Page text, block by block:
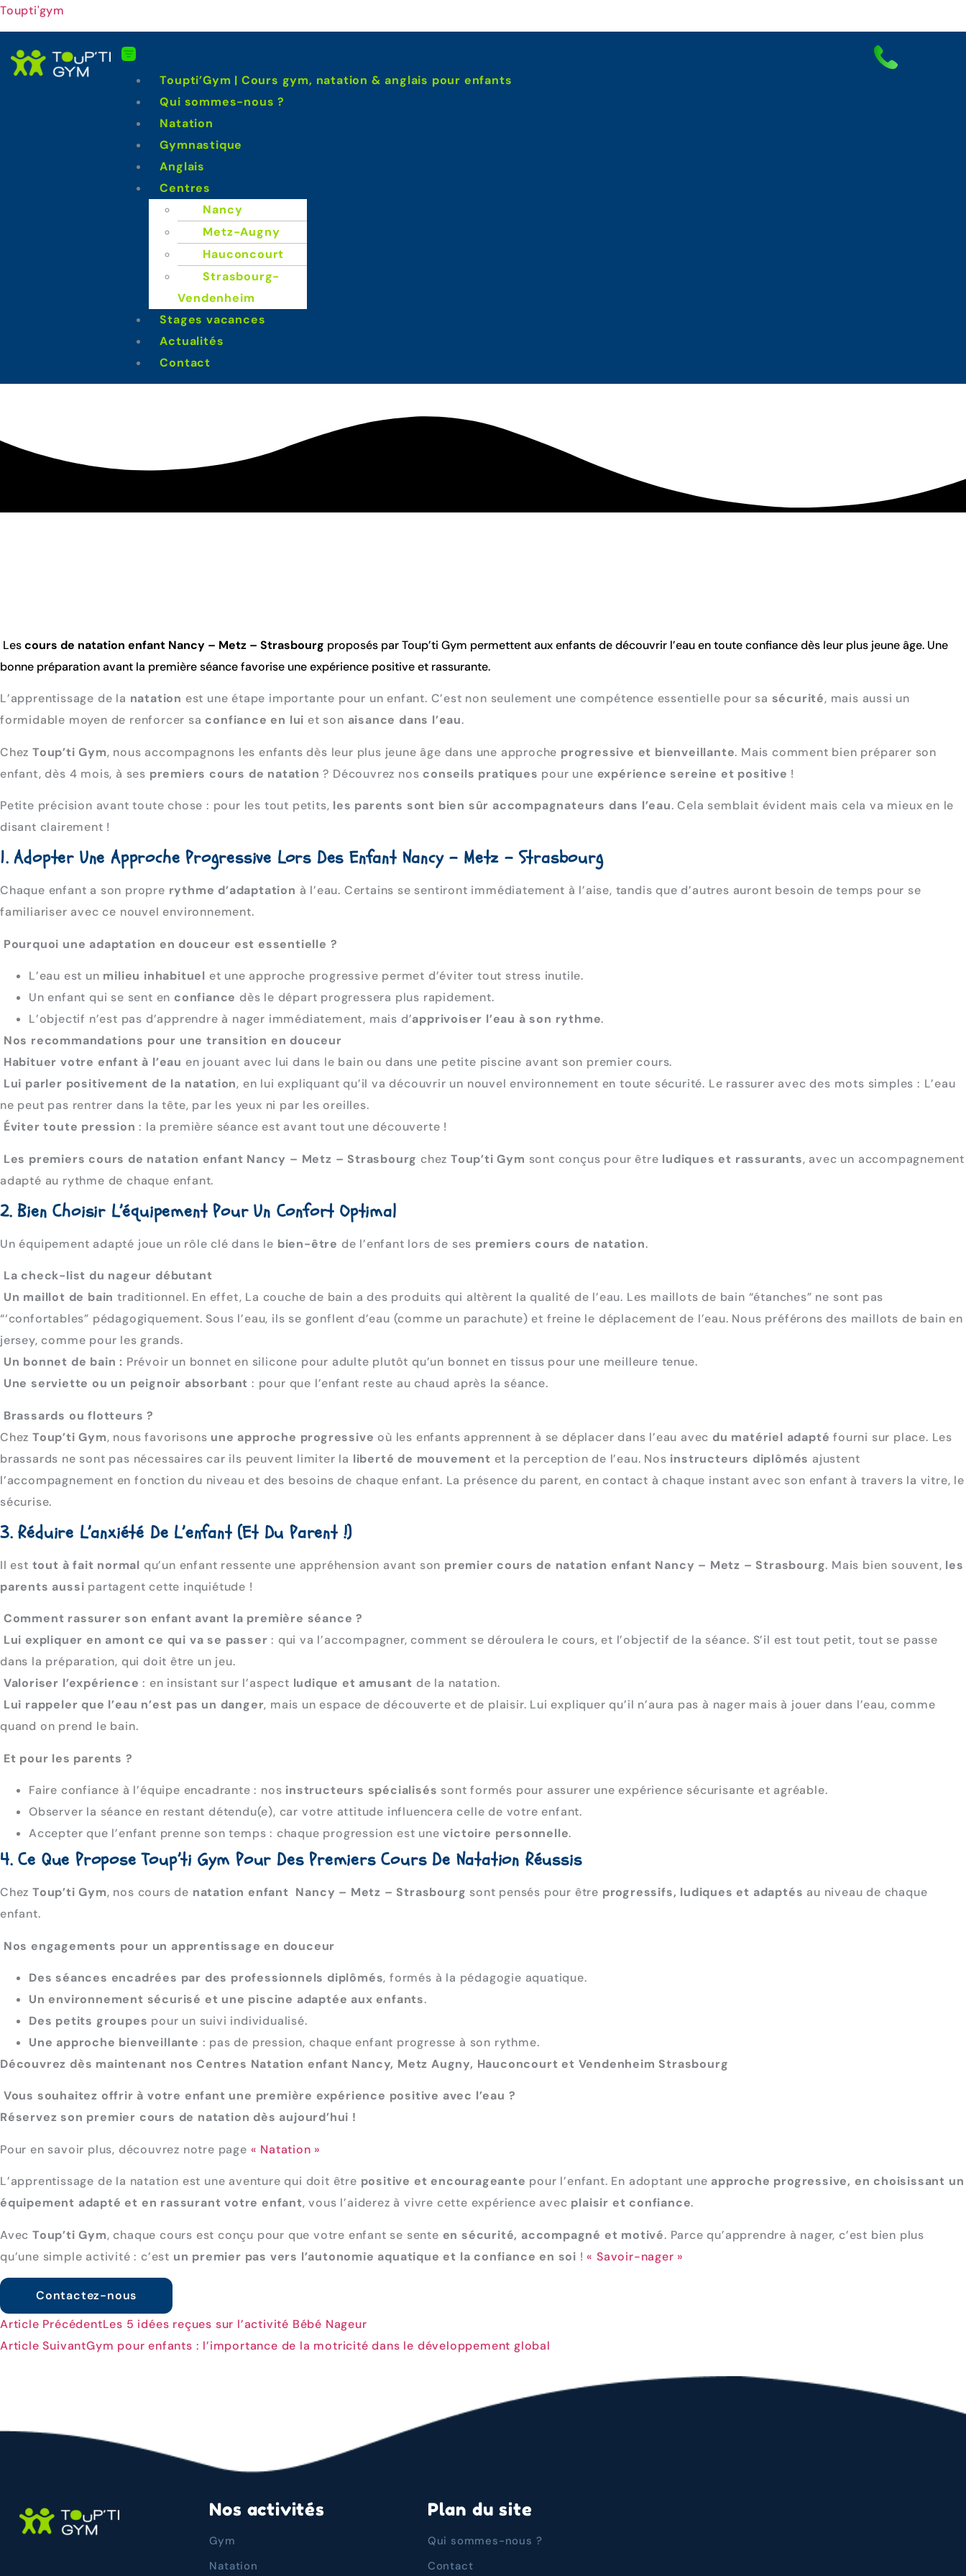
Toupti'gym
Toupti’Gym | Cours gym, natation & anglais pour enfants
Qui sommes-nous ?
Natation
Gymnastique
Anglais
Centres
Nancy
Metz-Augny
Hauconcourt
Strasbourg-
Vendenheim
Stages vacances
Actualités
Contact
Comment préparer son
enfant à ses premiers cours
de natation ?
Lescours de natation enfant Nancy – Metz – Strasbourg proposés par Toup’ti Gym permettent aux enfants de découvrir l’eau en toute confiance dès leur plus jeune âge. Une
bonne préparation avant la première séance favorise une expérience positive et rassurante.
L’apprentissage de la natation est une étape importante pour un enfant. C’est non seulement une compétence essentielle pour sa sécurité, mais aussi un
formidable moyen de renforcer sa confiance en lui et son aisance dans l’eau.
Chez Toup’ti Gym, nous accompagnons les enfants dès leur plus jeune âge dans une approche progressive et bienveillante. Mais comment bien préparer son
enfant, dès 4 mois, à ses premiers cours de natation ? Découvrez nos conseils pratiques pour une expérience sereine et positive !
Petite précision avant toute chose : pour les tout petits, les parents sont bien sûr accompagnateurs dans l’eau. Cela semblait évident mais cela va mieux en le
disant clairement !
1. Adopter Une Approche Progressive Lors Des Enfant Nancy – Metz – Strasbourg
Chaque enfant a son propre rythme d’adaptation à l’eau. Certains se sentiront immédiatement à l’aise, tandis que d’autres auront besoin de temps pour se
familiariser avec ce nouvel environnement.
Pourquoi une adaptation en douceur est essentielle ?
L’eau est un milieu inhabituel et une approche progressive permet d’éviter tout stress inutile.
Un enfant qui se sent en confiance dès le départ progressera plus rapidement.
L’objectif n’est pas d’apprendre à nager immédiatement, mais d’apprivoiser l’eau à son rythme.
Nos recommandations pour une transition en douceur
Habituer votre enfant à l’eau en jouant avec lui dans le bain ou dans une petite piscine avant son premier cours.
Lui parler positivement de la natation, en lui expliquant qu’il va découvrir un nouvel environnement en toute sécurité. Le rassurer avec des mots simples : L’eau
ne peut pas rentrer dans la tête, par les yeux ni par les oreilles.
Éviter toute pression : la première séance est avant tout une découverte !
Les premiers cours de natation enfant Nancy – Metz – Strasbourg chezToup’ti Gym sont conçus pour être ludiques et rassurants, avec un accompagnement
adapté au rythme de chaque enfant.
2. Bien Choisir L’équipement Pour Un Confort Optimal
Un équipement adapté joue un rôle clé dans le bien-être de l’enfant lors de ses premiers cours de natation.
La check-list du nageur débutant
Un maillot de bain traditionnel. En effet, La couche de bain a des produits qui altèrent la qualité de l’eau. Les maillots de bain “étanches” ne sont pas
“‘confortables” pédagogiquement. Sous l’eau, ils se gonflent d’eau (comme un parachute) et freine le déplacement de l’eau. Nous préférons des maillots de bain en
jersey, comme pour les grands.
Un bonnet de bain : Prévoir un bonnet en silicone pour adulte plutôt qu’un bonnet en tissus pour une meilleure tenue.
Une serviette ou un peignoir absorbant : pour que l’enfant reste au chaud après la séance.
Brassards ou flotteurs ?
Chez Toup’ti Gym, nous favorisons une approche progressive où les enfants apprennent à se déplacer dans l’eau avec du matériel adapté fourni sur place. Les
brassards ne sont pas nécessaires car ils peuvent limiter la liberté de mouvement et la perception de l’eau. Nos instructeurs diplômés ajustent
l’accompagnement en fonction du niveau et des besoins de chaque enfant. La présence du parent, en contact à chaque instant avec son enfant à travers la vitre, le
sécurise.
3. Réduire L’anxiété De L’enfant (et Du Parent !)
Il est tout à fait normal qu’un enfant ressente une appréhension avant son premier cours de natation enfant Nancy – Metz – Strasbourg. Mais bien souvent, les
parents aussi partagent cette inquiétude !
Comment rassurer son enfant avant la première séance ?
Lui expliquer en amont ce qui va se passer : qui va l’accompagner, comment se déroulera le cours, et l’objectif de la séance. S’il est tout petit, tout se passe
dans la préparation, qui doit être un jeu.
Valoriser l’expérience : en insistant sur l’aspect ludique et amusant de la natation.
Lui rappeler que l’eau n’est pas un danger, mais un espace de découverte et de plaisir. Lui expliquer qu’il n’aura pas à nager mais à jouer dans l’eau, comme
quand on prend le bain.
Et pour les parents ?
Faire confiance à l’équipe encadrante : nos instructeurs spécialisés sont formés pour assurer une expérience sécurisante et agréable.
Observer la séance en restant détendu(e), car votre attitude influencera celle de votre enfant.
Accepter que l’enfant prenne son temps : chaque progression est unevictoire personnelle.
4. Ce Que Propose Toup’ti Gym Pour Des Premiers Cours De Natation Réussis
Chez Toup’ti Gym, nos cours de natation enfant Nancy – Metz – Strasbourg sont pensés pour être progressifs, ludiques et adaptés au niveau de chaque
enfant.
Nos engagements pour un apprentissage en douceur
Des séances encadrées par des professionnels diplômés, formés à la pédagogie aquatique.
Un environnement sécurisé et une piscine adaptée aux enfants.
Des petits groupes pour un suivi individualisé.
Une approche bienveillante : pas de pression, chaque enfant progresse à son rythme.
Découvrez dès maintenant nos Centres Natation enfant Nancy, Metz Augny, Hauconcourt et Vendenheim Strasbourg
Vous souhaitez offrir à votre enfant une première expérience positive avec l’eau ?
Réservez son premier cours de natation dès aujourd’hui !
Pour en savoir plus, découvrez notre page « Natation »
L’apprentissage de la natation est une aventure qui doit être positive et encourageante pour l’enfant. En adoptant une approche progressive, en choisissant un
équipement adapté et en rassurant votre enfant, vous l’aiderez à vivre cette expérience avec plaisir et confiance.
Avec Toup’ti Gym, chaque cours est conçu pour que votre enfant se sente en sécurité, accompagné et motivé. Parce qu’apprendre à nager, c’est bien plus
qu’une simple activité : c’est un premier pas vers l’autonomie aquatique et la confiance en soi !« Savoir-nager »
Contactez-nous
Article PrécédentLes 5 idées reçues sur l’activité Bébé Nageur
Article SuivantGym pour enfants : l’importance de la motricité dans le développement global
Nos activités
Gym
Natation
Plan du site
Qui sommes-nous ?
Contact